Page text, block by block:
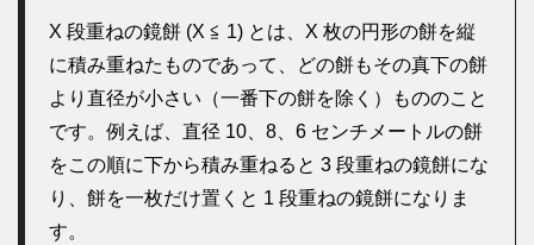
X 段重ねの鏡餅 (X ≦ 1) とは、X 枚の円形の餅を縦
に積み重ねたものであって、どの餅もその真下の餅
より直径が小さい（一番下の餅を除く）もののこと
です。例えば、直径 10、8、6 センチメートルの餅
をこの順に下から積み重ねると 3 段重ねの鏡餅にな
り、餅を一枚だけ置くと 1 段重ねの鏡餅になりま
す。